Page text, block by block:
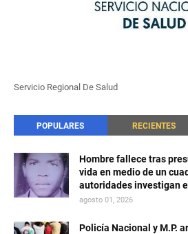
Servicio Regional De Salud
POPULARES RECIENTES
Hombre fallece tras
vida en medio de un
autoridades investigan
agosto 01, 2026
Policía Nacional y M.P.